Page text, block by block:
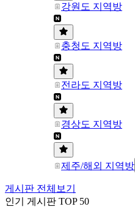
강원도 지역방
충청도 지역방
전라도 지역방
경상도 지역방
제주/해외 지역방
게시판 전체보기
인기 게시판 TOP 50